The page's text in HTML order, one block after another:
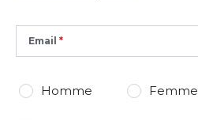
Email
Homme Femme